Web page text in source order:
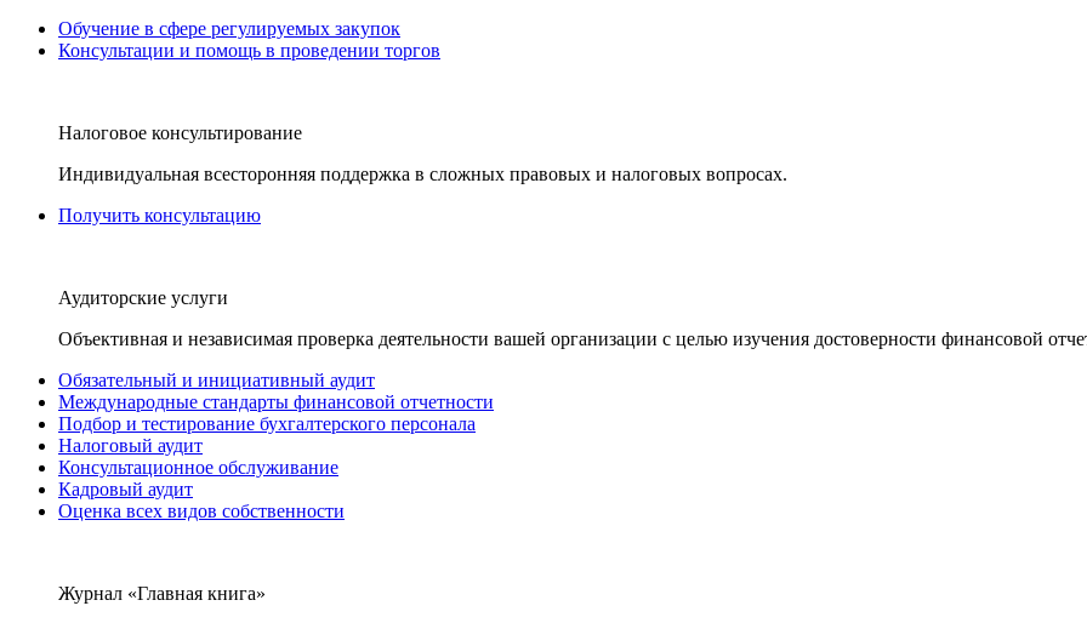
Обучение в сфере регулируемых закупок
Консультации и помощь в проведении торгов
Налоговое консультирование
Индивидуальная всесторонняя поддержка в сложных правовых и налоговых вопросах.
Получить консультацию
Аудиторские услуги
Объективная и независимая проверка деятельности вашей организации с целью изучения достоверности финансовой
Обязательный и инициативный аудит
Международные стандарты финансовой отчетности
Подбор и тестирование бухгалтерского персонала
Налоговый аудит
Консультационное обслуживание
Кадровый аудит
Оценка всех видов собственности
Журнал «Главная книга»